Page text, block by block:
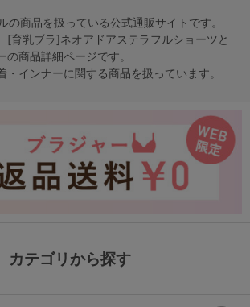
の商品を扱っている公式通販サイトです。
[育乳ブラ]ネオアドアステラフルショーツと
の商品詳細ページです。
・インナーに関する商品を扱っています。
カテゴリから探す